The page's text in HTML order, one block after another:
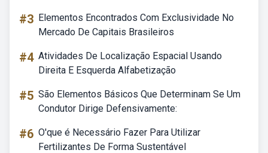
#3 Elementos Encontrados Com Exclusividade No
Mercado De Capitais Brasileiros
#4 Atividades De Localização Espacial Usando
Direita E Esquerda Alfabetização
#5 São Elementos Básicos Que Determinam Se Um
Condutor Dirige Defensivamente:
#6 O'que é Necessário Fazer Para Utilizar
Fertilizantes De Forma Sustentável